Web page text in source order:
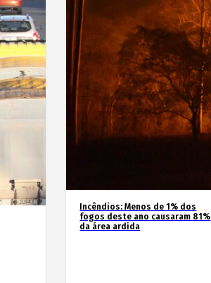
Incêndios: Menos de 1% dos
fogos deste ano causaram 81%
da área ardida